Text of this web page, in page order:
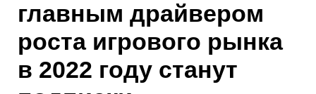
главным драйвером
роста игрового рынка
в 2022 году станут